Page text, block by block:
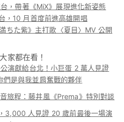
，帶著《MiX》展現進化新姿態
，10 月首度前進高雄開唱
ちた紫》主打歌〈夏目〉MV 公開
家都在看！
演獻給台北！小巨蛋 2 萬人見證
們是與我並肩奮戰的夥伴
旅程：藤井風《Prema》特別對談
3,000 人見證 20 歲前最後一場演